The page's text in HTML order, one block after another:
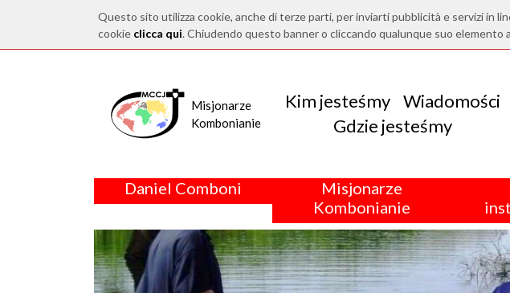
Questo sito utilizza cookie, anche di terze parti, per inviarti pubblicità e servizi in
cookie clicca qui. Chiudendo questo banner o cliccando qualunque suo elemento
Misjonarze
Kombonianie
Kim jesteśmy
Wiadomości
Gdzie jesteśmy
Daniel Comboni
Misjonarze
Kombonianie